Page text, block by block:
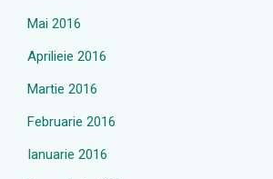
Mai 2016
Aprilieie 2016
Martie 2016
Februarie 2016
Ianuarie 2016